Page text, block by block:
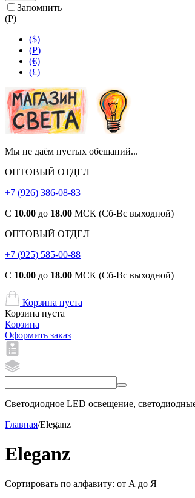
Запомнить
(Р)
($)
(Р)
(€)
(£)
Мы не даём пустых обещаний...
ОПТОВЫЙ ОТДЕЛ
+7 (926) 386-08-83
С 10.00 до 18.00 МСК (Сб-Вс выходной)
ОПТОВЫЙ ОТДЕЛ
+7 (925) 585-00-88
С 10.00 до 18.00 МСК (Сб-Вс выходной)
Корзина пуста
Корзина пуста
Корзина
Оформить заказ
Светодиодное LED освещение,
Главная/Eleganz
Eleganz
Сортировать по алфавиту: от А до Я